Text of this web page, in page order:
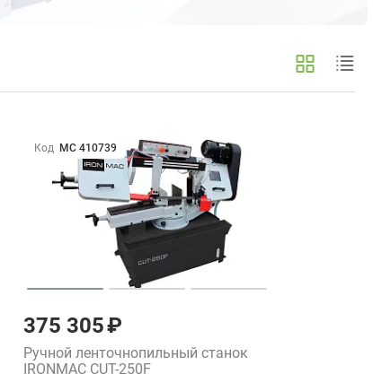
375 305 ₽
Ручной ленточнопильный станок
IRONMAC CUT-250F
Код МС 410739